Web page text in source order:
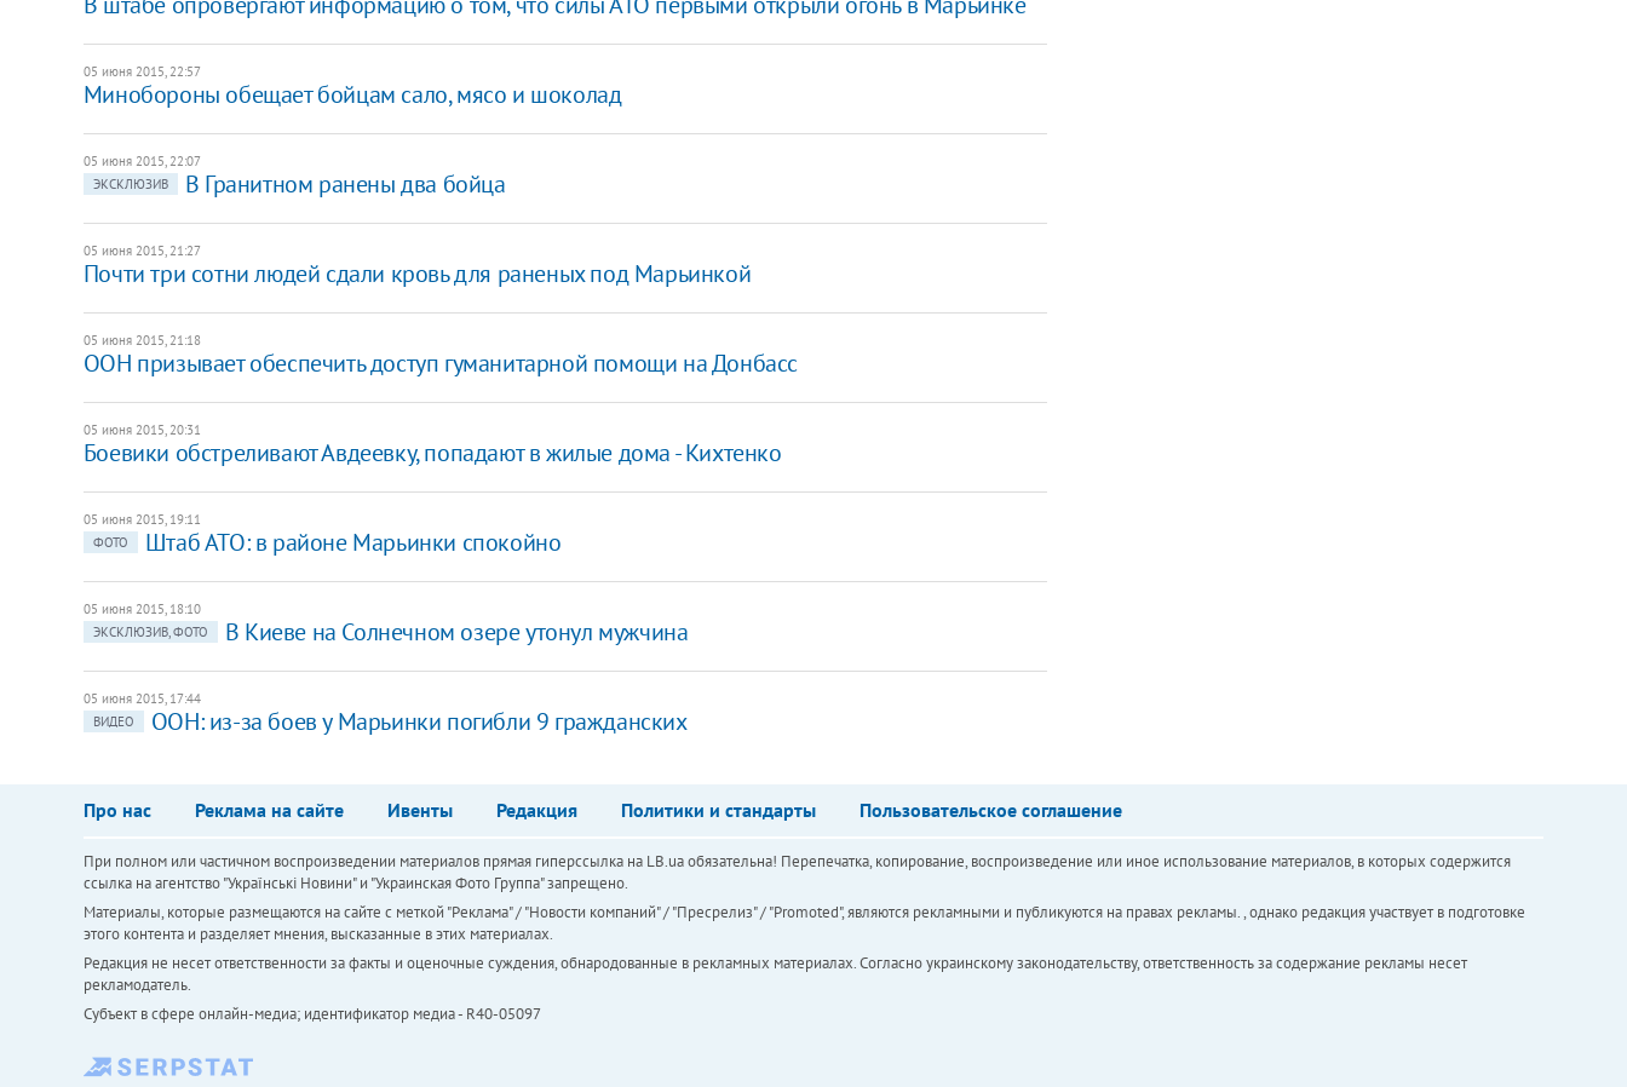
05 июня 2015, 22:57
Минобороны обещает бойцам сало, мясо и шоколад
05 июня 2015, 22:07
ЭКСКЛЮЗИВ
В Гранитном ранены два бойца
05 июня 2015, 21:27
Почти три сотни людей сдали кровь для раненых под Марьинкой
05 июня 2015, 21:18
ООН призывает обеспечить доступ гуманитарной помощи на Донбасс
05 июня 2015, 20:31
Боевики обстреливают Авдеевку, попадают в жилые дома - Кихтенко
05 июня 2015, 19:11
ФОТО
Штаб АТО: в районе Марьинки спокойно
05 июня 2015, 18:10
ЭКСКЛЮЗИВ, ФОТО
В Киеве на Солнечном озере утонул мужчина
05 июня 2015, 17:44
ВИДЕО
ООН: из-за боев у Марьинки погибли 9 гражданских
Про нас Реклама на сайте Ивенты Редакция Политики и стандарты Пользовательское соглашение
При полном или частичном воспроизведении материалов прямая гиперссылка на LB.ua обязательна! Перепечатка, копирование, воспроизведение или иное использование материалов, в которых содержится
ссылка на агентство "Українськi Новини" и "Украинская Фото Группа" запрещено.
Материалы, которые размещаются на сайте с меткой "Реклама" / "Новости компаний" / "Пресрелиз" / "Promoted", являются рекламными и публикуются на правах рекламы. , однако редакция участвует в подготовке
этого контента и разделяет мнения, высказанные в этих материалах.
Редакция не несет ответственности за факты и оценочные суждения, обнародованные в рекламных материалах. Согласно украинскому законодательству, ответственность за содержание рекламы несет
рекламодатель.
Субъект в сфере онлайн-медиа; идентификатор медиа - R40-05097